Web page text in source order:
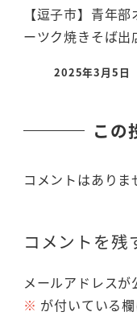
【逗子市】青年部
ーツク焼きそば出
2025年3月5日
この
コメントはありま
コメントを残
メールアドレスが
※ が付いている